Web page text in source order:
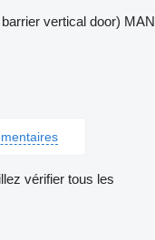
vertical door) MAN
vérifier tous les